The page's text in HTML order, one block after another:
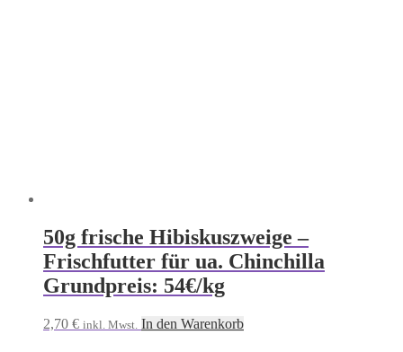
50g frische Hibiskuszweige –
Frischfutter für ua. Chinchilla
Grundpreis: 54€/kg
2,70 € inkl. Mwst. In den Warenkorb